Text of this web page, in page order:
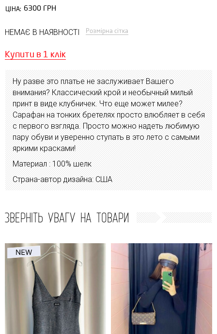
ЦІНА: 6300 ГРН
НЕМАЄ В НАЯВНОСТІ Розмірна сітка
Купити в 1 клік
Ну разве это платье не заслуживает Вашего
внимания? Классический крой и необычный милый
принт в виде клубничек. Что еще может милее?
Сарафан на тонких бретелях просто влюбляет в себя
с первого взгляда. Просто можно надеть любимую
пару обуви и уверенно ступать в это лето с самыми
яркими красками!
Материал : 100% шелк
Страна-автор дизайна: США
ЗВЕРНІТЬ УВАГУ НА ТОВАРИ